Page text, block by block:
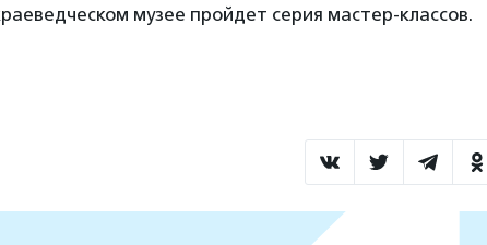
музее пройдет серия мастер-классов.